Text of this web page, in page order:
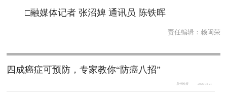
□融媒体记者 张沼婢 通讯员 陈铁晖
责任编辑： 赖闽荣
四成癌症可预防，专家教你“防癌八招”
泉州晚报 2026-04-21